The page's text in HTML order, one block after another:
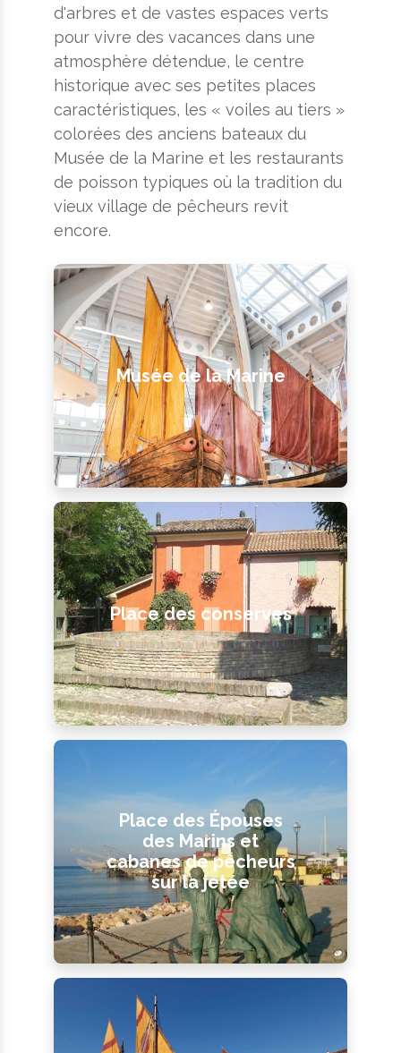
d'arbres et de vastes espaces verts
pour vivre des vacances dans une
atmosphère détendue, le centre
historique avec ses petites places
caractéristiques, les « voiles au tiers »
colorées des anciens bateaux du
Musée de la Marine et les restaurants
de poisson typiques où la tradition du
vieux village de pêcheurs revit
encore.
Musée de la Marine
Place des conserves
Place des Épouses
des Marins et
cabanes de pêcheurs
sur la jetée